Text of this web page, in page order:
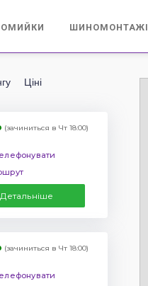
ШИНОМОНТАЖІ
Ціні
(зачиниться в Чт 18:00)
Детальніше
(зачиниться в Чт 18:00)